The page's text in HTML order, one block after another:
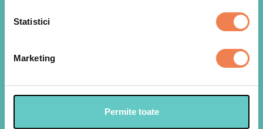
Statistici
Marketing
Permite toate
apa clocotind, amestecul cu conopida Edenia
congelat timp de 8-10 minute. La sfarsit, lasam
2
congelat, deasupra oalei cu apa, pana se